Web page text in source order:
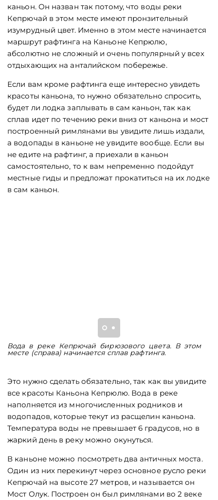
каньон. Он назван так потому, что воды реки
Кепрючай в этом месте имеют пронзительный
изумрудный цвет. Именно в этом месте начинается
маршрут рафтинга на Каньоне Кепрюлю,
абсолютно не сложный и очень популярный у всех
отдыхающих на анталийском побережье.
Если вам кроме рафтинга еще интересно увидеть
красоты каньона, то нужно обязательно спросить,
будет ли лодка заплывать в сам каньон, так как
сплав идет по течению реки вниз от каньона и мост
построенный римлянами вы увидите лишь издали,
а водопады в каньоне не увидите вообще. Если вы
не едите на рафтинг, а приехали в каньон
самостоятельно, то к вам непременно подойдут
местные гиды и предложат прокатиться на их лодке
в сам каньон.
Вода в реке Кепрючай бирюзового цвета. В этом
месте (справа) начинается сплав рафтинга.
Это нужно сделать обязательно, так как вы увидите
все красоты Каньона Кепрюлю. Вода в реке
наполняется из многочисленных родников и
водопадов, которые текут из расщелин каньона.
Температура воды не превышает 6 градусов, но в
жаркий день в реку можно окунуться.
В каньоне можно посмотреть два античных моста.
Один из них перекинут через основное русло реки
Кепрючай на высоте 27 метров, и называется он
Мост Олук. Построен он был римлянами во 2 веке